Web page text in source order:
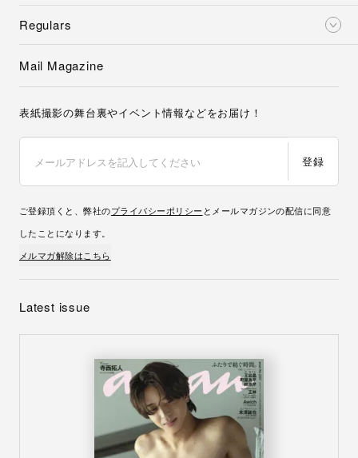
Regulars
Mail Magazine
表紙撮影の舞台裏やイベント情報などをお届け！
登録
ご登録頂くと、弊社のプライバシーポリシー とメールマガジンの配信に同意
したことになります。
メルマガ解除はこちら
Latest issue